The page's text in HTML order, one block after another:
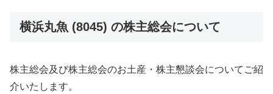
横浜丸魚 (8045) の株主総会について
株主総会及び株主総会のお土産・株主懇談会についてご紹
介いたします。